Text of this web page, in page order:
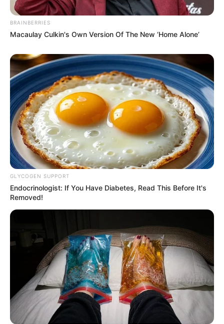
BRAINBERRIES
Macaulay Culkin's Own Version Of The New ‘Home Alone’
GLYCOGEN SUPPORT
Endocrinologist: If You Have Diabetes, Read This Before It's
Removed!